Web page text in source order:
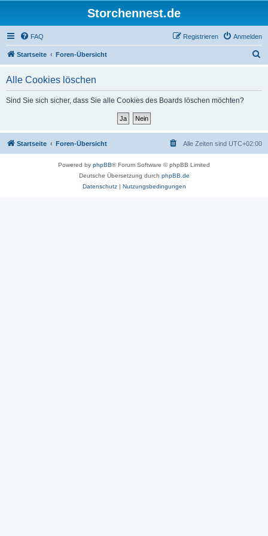
Storchennest.de
FAQ Anmelden
Registrieren
Startseite Foren-Übersicht
Alle Cookies löschen
Sind Sie sich sicher, dass Sie alle Cookies des Boards löschen möchten?
Startseite Foren-Übersicht Alle Zeiten sind UTC+02:00
Powered by phpBB® Forum Software © phpBB Limited
Deutsche Übersetzung durch phpBB.de
Datenschutz| Nutzungsbedingungen